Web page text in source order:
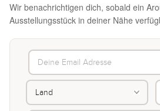
Wir benachrichtigen dich, sobald ein
Ausstellungsstück in deiner Nähe